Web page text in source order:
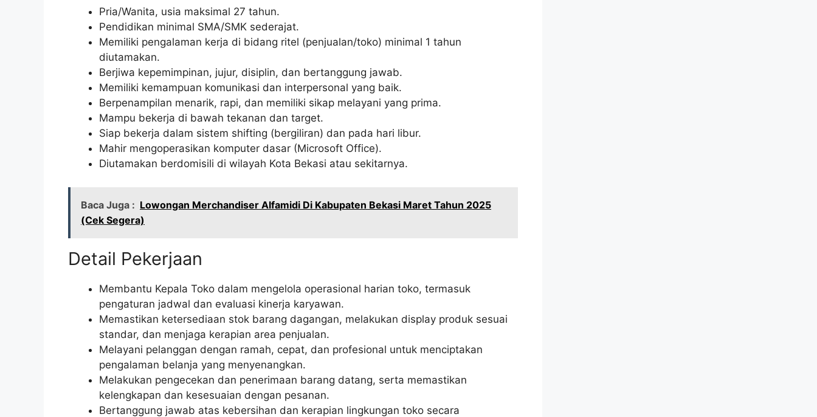
Pria/Wanita, usia maksimal 27 tahun.
Pendidikan minimal SMA/SMK sederajat.
Memiliki pengalaman kerja di bidang ritel (penjualan/toko) minimal 1 tahun
diutamakan.
Berjiwa kepemimpinan, jujur, disiplin, dan bertanggung jawab.
Memiliki kemampuan komunikasi dan interpersonal yang baik.
Berpenampilan menarik, rapi, dan memiliki sikap melayani yang prima.
Mampu bekerja di bawah tekanan dan target.
Siap bekerja dalam sistem shifting (bergiliran) dan pada hari libur.
Mahir mengoperasikan komputer dasar (Microsoft Office).
Diutamakan berdomisili di wilayah Kota Bekasi atau sekitarnya.
Baca Juga : Lowongan Merchandiser Alfamidi Di Kabupaten Bekasi Maret Tahun 2025
(Cek Segera)
Detail Pekerjaan
Membantu Kepala Toko dalam mengelola operasional harian toko, termasuk
pengaturan jadwal dan evaluasi kinerja karyawan.
Memastikan ketersediaan stok barang dagangan, melakukan display produk sesuai
standar, dan menjaga kerapian area penjualan.
Melayani pelanggan dengan ramah, cepat, dan profesional untuk menciptakan
pengalaman belanja yang menyenangkan.
Melakukan pengecekan dan penerimaan barang datang, serta memastikan
kelengkapan dan kesesuaian dengan pesanan.
Bertanggung jawab atas kebersihan dan kerapian lingkungan toko secara